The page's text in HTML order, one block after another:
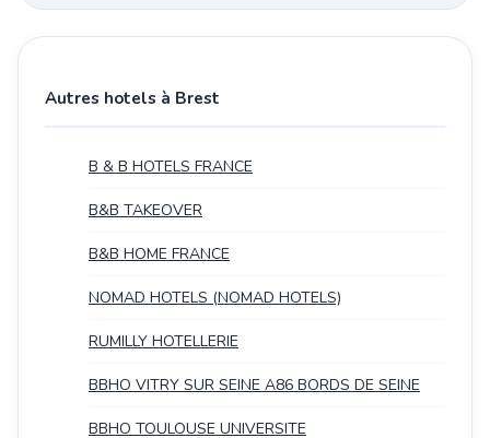
Autres hotels à Brest
B & B HOTELS FRANCE
B&B TAKEOVER
B&B HOME FRANCE
NOMAD HOTELS (NOMAD HOTELS)
RUMILLY HOTELLERIE
BBHO VITRY SUR SEINE A86 BORDS DE SEINE
BBHO TOULOUSE UNIVERSITE